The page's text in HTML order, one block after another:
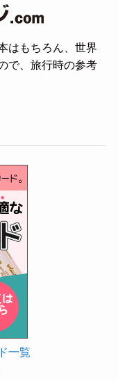
はもちろん、世界
で、旅行時の参考
一覧